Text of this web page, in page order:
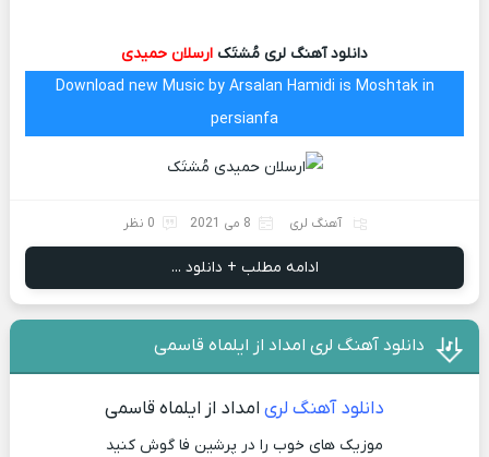
دانلود آهنگ لری مُشتَک ارسلان حمیدی
Download new Music by Arsalan Hamidi is Moshtak in
persianfa
آهنگ لری 8 می 2021 0 نظر
ادامه مطلب + دانلود ...
دانلود آهنگ لری امداد از ایلماه قاسمی
دانلود آهنگ لری امداد از ایلماه قاسمی
موزیک های خوب را در پرشین فا گوش کنید